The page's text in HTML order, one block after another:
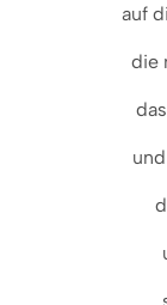
auf
die